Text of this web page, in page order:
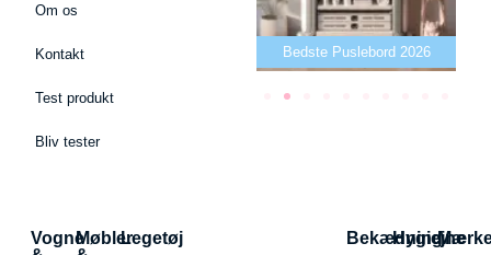
Om os
Kontakt
Test produkt
Bliv tester
Bedste Bidering 2026 Bedste Puslebord 2026
VogneMøblerLegetøj Bekædning
Hygiejne